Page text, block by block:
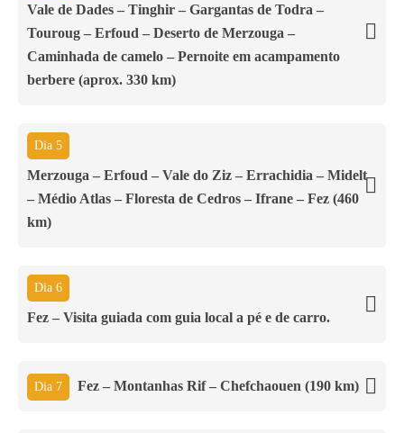
Vale de Dades – Tinghir – Gargantas de Todra –
Touroug – Erfoud – Deserto de Merzouga –
Caminhada de camelo – Pernoite em acampamento
berbere (aprox. 330 km)
Dia 5
Merzouga – Erfoud – Vale do Ziz – Errachidia – Midelt
– Médio Atlas – Floresta de Cedros – Ifrane – Fez (460
km)
Dia 6
Fez – Visita guiada com guia local a pé e de carro.
Dia 7 Fez – Montanhas Rif – Chefchaouen (190 km)